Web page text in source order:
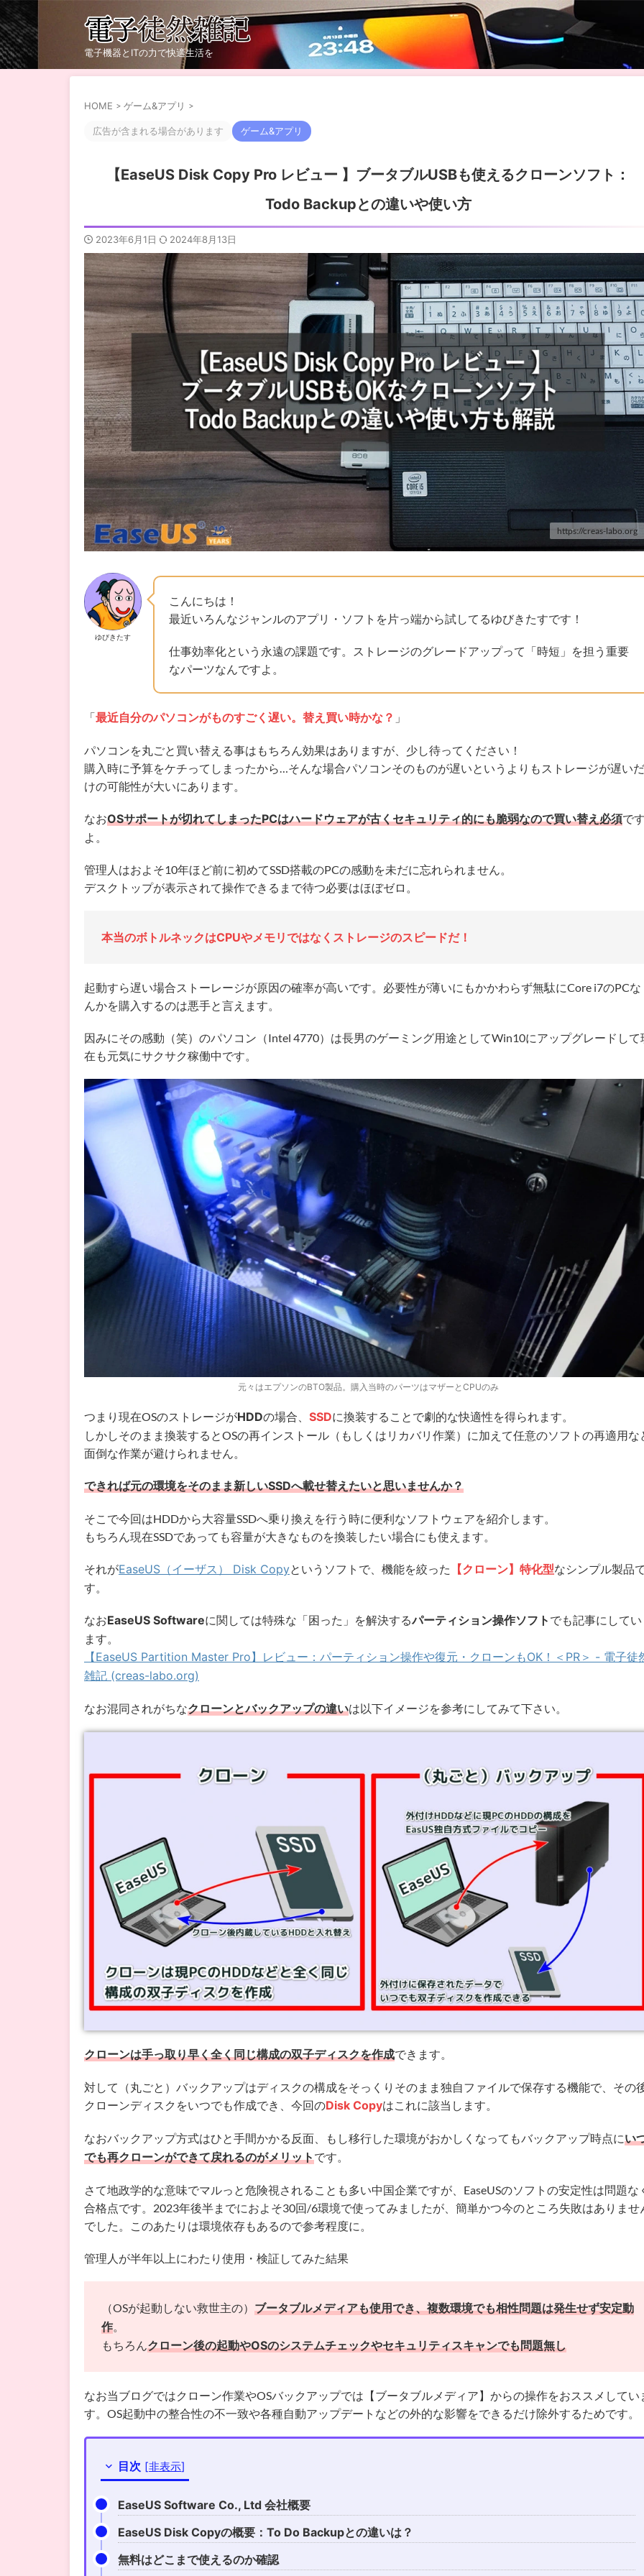
電子機器とITの力で快適生活を
HOME > ゲーム&アプリ >
広告が含まれる場合があります ゲーム&アプリ
【EaseUS Disk Copy Pro レビュー 】ブータブルUSBも使えるクローンソフト：
Todo Backupとの違いや使い方
2023年6月1日 2024年8月13日
https://creas-labo.org
ゆびきたす
こんにちは！
最近いろんなジャンルのアプリ・ソフトを片っ端から試してるゆびきたすです！
仕事効率化という永遠の課題です。ストレージのグレードアップって「時短」を担う重要
なパーツなんですよ。
「最近自分のパソコンがものすごく遅い。替え買い時かな？ 」
パソコンを丸ごと買い替える事はもちろん効果はありますが、少し待ってください！
購入時に予算をケチってしまったから…そんな場合パソコンそのものが遅いというよりもストレージが遅いだ
けの可能性が大いにあります。
なおOSサポートが切れてしまったPCはハードウェアが古くセキュリティ的にも脆弱なので買い替え必須で
よ。
管理人はおよそ10年ほど前に初めてSSD搭載のPCの感動を未だに忘れられません。
デスクトップが表示されて操作できるまで待つ必要はほぼゼロ。
本当のボトルネックはCPUやメモリではなくストレージのスピードだ！
起動すら遅い場合ストーレージが原因の確率が高いです。必要性が薄いにもかかわらず無駄にCore i7のPCな
んかを購入するのは悪手と言えます。
因みにその感動（笑）のパソコン（Intel 4770）は長男のゲーミング用途としてWin10にアップグレードして
在も元気にサクサク稼働中です。
元々はエプソンのBTO製品。購入当時のパーツはマザーとCPUのみ
つまり現在OSのストレージがHDDの場合、 SSDに換装することで劇的な快適性を得られます。
しかしそのまま換装するとOSの再インストール（もしくはリカバリ作業）に加えて任意のソフトの再適用な
面倒な作業が避けられません。
できれば元の環境をそのまま新しいSSDへ載せ替えたいと思いませんか？
そこで今回はHDDから大容量SSDへ乗り換えを行う時に便利なソフトウェアを紹介します。
もちろん現在SSDであっても容量が大きなものを換装したい場合にも使えます。
それがEaseUS（イーザス） Disk Copyというソフトで、機能を絞った 【クローン】特化型なシンプル製品
す。
なおEaseUS Softwareに関しては特殊な「困った」を解決するパーティション操作ソフト でも記事にしてい
ます。
【EaseUS Partition Master Pro】レビュー：パーティション操作や復元・クローンもOK！＜PR＞ - 電子徒
雑記 (creas-labo.org)
なお混同されがちなクローンとバックアップの違いは以下イメージを参考にしてみて下さい。
クローンは手っ取り早く全く同じ構成の双子ディスクを作成できます。
対して（丸ごと）バックアップはディスクの構成をそっくりそのまま独自ファイルで保存する機能で、その
クローンディスクをいつでも作成でき、今回のDisk Copyはこれに該当します。
なおバックアップ方式はひと手間かかる反面、もし移行した環境がおかしくなってもバックアップ時点にい
でも再クローンができて戻れるのがメリットです。
さて地政学的な意味でマルっと危険視されることも多い中国企業ですが、EaseUSのソフトの安定性は問題な
合格点です。2023年後半までにおよそ30回/6環境で使ってみましたが、簡単かつ今のところ失敗はありませ
でした。このあたりは環境依存もあるので参考程度に。
管理人が半年以上にわたり使用・検証してみた結果
（OSが起動しない救世主の） ブータブルメディアも使用でき、複数環境でも相性問題は発生せず安定動
作。
もちろんクローン後の起動やOSのシステムチェックやセキュリティスキャンでも問題無し
なお当ブログではクローン作業やOSバックアップでは【ブータブルメディア】からの操作をおススメしてい
す。OS起動中の整合性の不一致や各種自動アップデートなどの外的な影響をできるだけ除外するためです。
目次 [非表示]
EaseUS Software Co., Ltd 会社概要
EaseUS Disk Copyの概要：To Do Backupとの違いは？
無料はどこまで使えるのか確認